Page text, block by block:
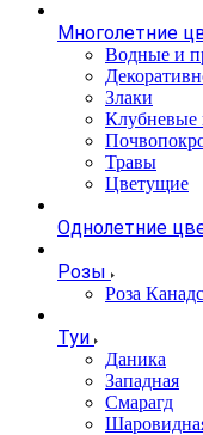
Многолетние
Водные и
Злаки
Клубневые
Травы
Цветущие
Однолетние
Розы
Роза
Туи
Даника
Западная
Смарагд